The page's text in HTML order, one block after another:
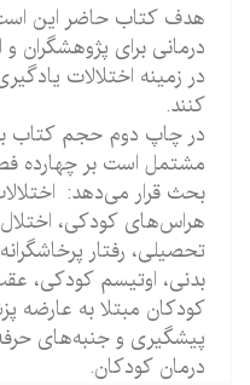
هدف كتاب حاضر این
درمانی برای پژوهشگران
در زمینه اختلالات
كنند.
در چاپ دوم حجم كتاب
مشتمل است بر چهارده
بحث قرار می‌دهد:
هراس‌های كودكی،
تحصیلی، رفتار
بدنی، اوتیسم كودكی،
كودكان مبتلا به عارضه
پیشگیری و جنبه‌های
درمان كودكان.